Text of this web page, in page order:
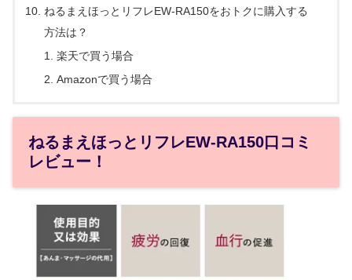
ねるまえほっとリフレEW-RA150をおトクに購入する
方法は？
楽天で買う場合
Amazonで買う場合
ねるまえほっとリフレEW-RA150口コミ
レビュー！